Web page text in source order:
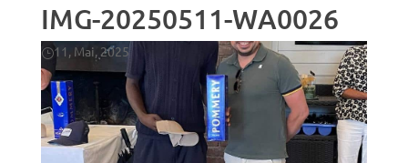
IMG-20250511-WA0026
11, Mai, 2025